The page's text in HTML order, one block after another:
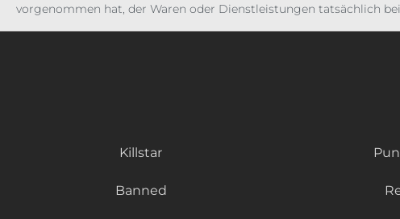
vorgenommen hat, der Waren oder Dienstleistungen tatsächlich
Killstar
Banned